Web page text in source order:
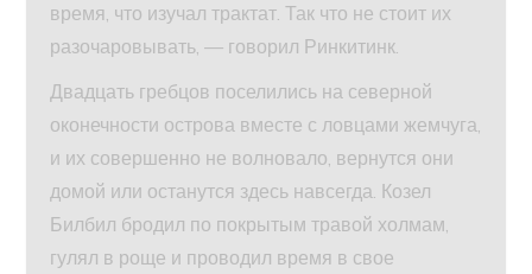
время, что изучал трактат. Так что не стоит их
разочаровывать, — говорил Ринкитинк.
Двадцать гребцов поселились на северной
оконечности острова вместе с ловцами жемчуга,
и их совершенно не волновало, вернутся они
домой или останутся здесь навсегда. Козел
Билбил бродил по покрытым травой холмам,
гулял в роще и проводил время в свое